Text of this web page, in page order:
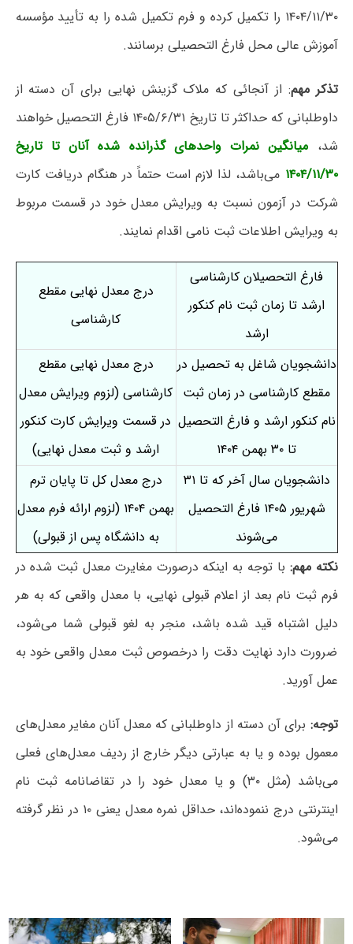
۱۴۰۴/۱۱/۳۰ را تکمیل کرده و فرم تکمیل شده را به تأیید مؤسسه
آموزش عالی محل فارغ التحصیلی برسانند.
تذکر مهم: از آنجائی که ملاک گزینش نهایی برای آن دسته از
داوطلبانی که حداکثر تا تاریخ ۱۴۰۵/۶/۳۱ فارغ التحصیل خواهند
شد، میانگین نمرات واحدهای گذرانده شده آنان تا تاریخ
۱۴۰۴/۱۱/۳۰ می‌باشد، لذا لازم است حتماً در هنگام دریافت کارت
شرکت در آزمون نسبت به ویرایش معدل خود در قسمت مربوط
به ویرایش اطلاعات ثبت نامی اقدام نمایند.
فارغ التحصیلان کارشناسی
ارشد تا زمان ثبت نام کنکور
ارشد
درج معدل نهایی مقطع
کارشناسی
دانشجویان‌ شاغل‌ به‌ تحصیل‌ در
مقطع کارشناسی در زمان ثبت
نام کنکور ارشد و فارغ التحصیل
تا ۳۰ بهمن ۱۴۰۴
درج معدل نهایی مقطع
کارشناسی (لزوم ویرایش معدل
در قسمت ویرایش کارت کنکور
ارشد و ثبت معدل نهایی)
دانشجویان سال آخر که تا ۳۱
شهریور ۱۴۰۵ فارغ التحصیل
می‌شوند
درج معدل کل تا پایان ترم
بهمن ۱۴۰۴ (لزوم ارائه فرم معدل
به دانشگاه پس از قبولی)
نکته مهم: با توجه به اینکه درصورت مغایرت معدل ثبت شده در
فرم ثبت نام بعد از اعلام قبولی نهایی، با معدل واقعی که به هر
دلیل اشتباه قید شده باشد، منجر به لغو قبولی شما می‌شود،
ضرورت دارد نهایت دقت را درخصوص ثبت معدل واقعی خود به
عمل آورید.
توجه: برای آن دسته از داوطلبانی که معدل آنان مغایر معدل‌های
معمول بوده و یا به عبارتی دیگر خارج از ردیف معدل‌های فعلی
می‌باشد (مثل ۳۰) و یا معدل خود را در تقاضانامه ثبت نام
اینترنتی درج ننموده‌اند، حداقل نمره معدل یعنی ۱۰ در نظر گرفته
می‌شود.